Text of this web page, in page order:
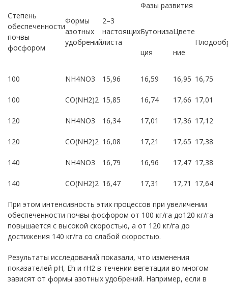
Степень
обеспеченности
почвы
фосфором
Формы
азотных
удобрений
2–3
настоящих
листа
Фазы развития
Бутониза
ция
Цвете
ние
100 NH4NO3 15,96 16,59 16,95 16,75
100 CO(NH2)2 15,85 16,74 17,66 17,01
120 NH4NO3 16,34 17,01 17,36 17,12
120 CO(NH2)2 16,08 17,21 17,65 17,38
140 NH4NO3 16,79 16,96 17,47 17,38
140 CO(NH2)2 16,47 17,31 17,71 17,64
При этом интенсивность этих процессов при увеличении
обеспеченности почвы фосфором от 100 кг/га до120 кг/га
повышается с высокой скоростью, а от 120 кг/га до
достижения 140 кг/га со слабой скоростью.
Результаты исследований показали, что изменения
показателей рН, Еh и rH2 в течении вегетации во многом
зависят от формы азотных удобрений. Например, если в